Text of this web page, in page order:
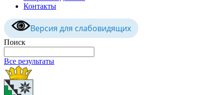
Контакты
Версия для слабовидящих
Поиск
Все результаты